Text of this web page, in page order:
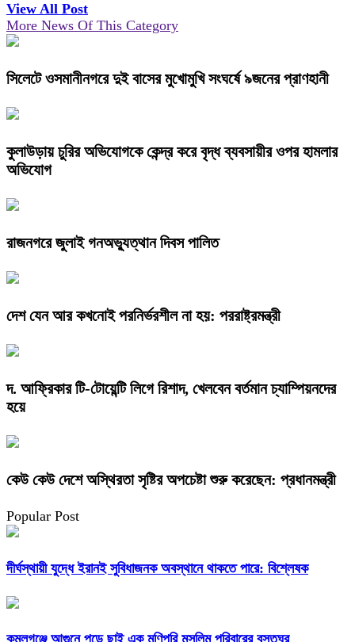
View All Post
More News Of This Category
সিলেটে ওসমানীনগরে দুই বাসের মুখোমুখি সংঘর্ষে ৯জনের প্রাণহানী
কুলাউড়ায় চুরির অভিযোগকে কেন্দ্র করে বৃদ্ধ ব্যবসায়ীর ওপর হামলার
অভিযোগ
রাজনগরে জুলাই গনঅভ্যুত্থান দিবস পালিত
দেশ যেন আর কখনোই পরনির্ভরশীল না হয়: পররাষ্ট্রমন্ত্রী
দ. আফ্রিকার টি-টোয়েন্টি লিগে রিশাদ, খেলবেন বর্তমান চ্যাম্পিয়নদের
হয়ে
কেউ কেউ দেশে অস্থিরতা সৃষ্টির অপচেষ্টা শুরু করেছেন: প্রধানমন্ত্রী
Popular Post
দীর্ঘস্থায়ী যুদ্ধে ইরানই সুবিধাজনক অবস্থানে থাকতে পারে: বিশ্লেষক